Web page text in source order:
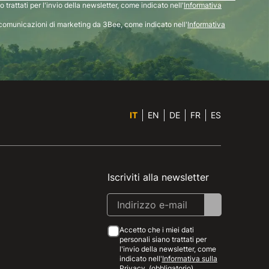
trattati per l'invio della newsletter, come indicato nell'Informativa
di marketing da 3Bee, come indicato nell'Informativa
IT EN DE FR ES
Iscriviti alla newsletter
Accetto che i miei dati
personali siano trattati per
l'invio della newsletter, come
indicato nell'Informativa sulla